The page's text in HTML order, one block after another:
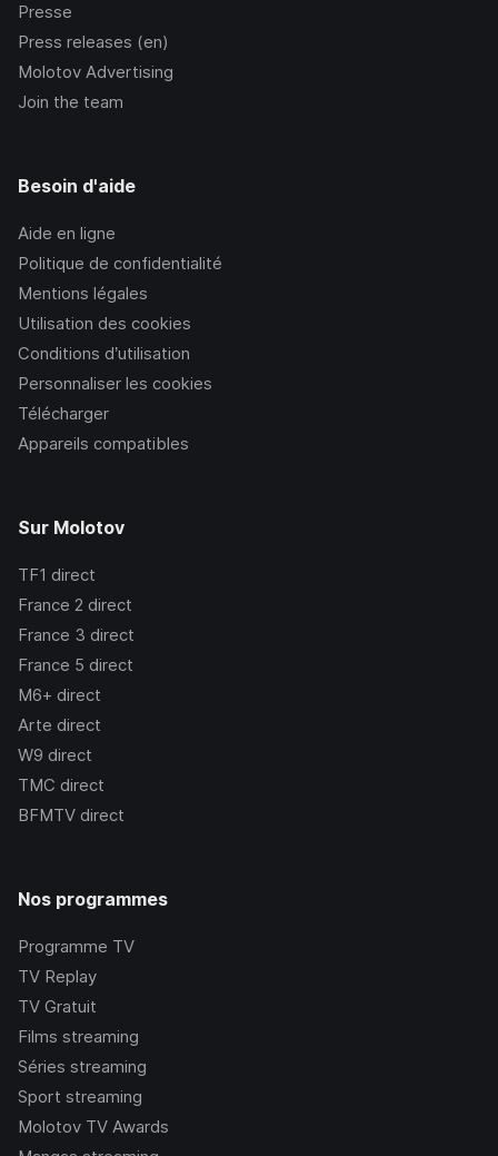
Presse
Press releases (en)
Molotov Advertising
Join the team
Besoin d'aide
Aide en ligne
Politique de confidentialité
Mentions légales
Utilisation des cookies
Conditions d’utilisation
Personnaliser les cookies
Télécharger
Appareils compatibles
Sur Molotov
TF1 direct
France 2 direct
France 3 direct
France 5 direct
M6+ direct
Arte direct
W9 direct
TMC direct
BFMTV direct
Nos programmes
Programme TV
TV Replay
TV Gratuit
Films streaming
Séries streaming
Sport streaming
Molotov TV Awards